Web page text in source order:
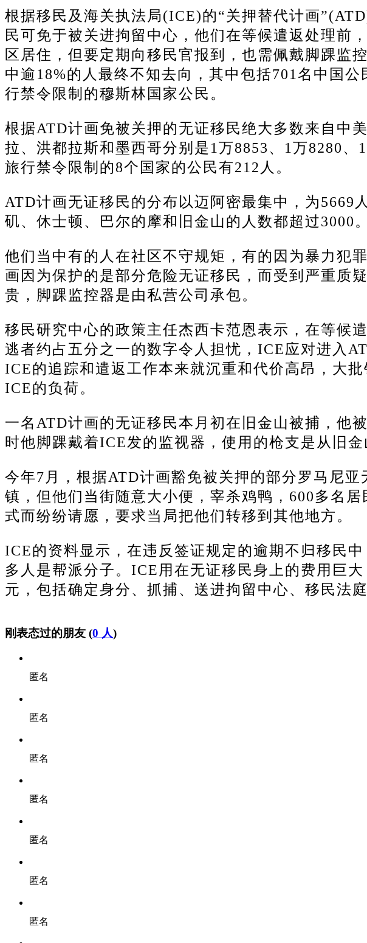
根据移民及海关执法局(ICE)的“关押替代计画
民可免于被关进拘留中心，他们在等候遣返处理前
区居住，但要定期向移民官报到，也需佩戴脚踝监
中逾18%的人最终不知去向，其中包括701名中国
行禁令限制的穆斯林国家公民。
根据ATD计画免被关押的无证移民绝大多数来自中
拉、洪都拉斯和墨西哥分别是1万8853、1万8280、
旅行禁令限制的8个国家的公民有212人。
ATD计画无证移民的分布以迈阿密最集中，为5669
矶、休士顿、巴尔的摩和旧金山的人数都超过3000。
他们当中有的人在社区不守规矩，有的因为暴力犯
画因为保护的是部分危险无证移民，而受到严重质
贵，脚踝监控器是由私营公司承包。
移民研究中心的政策主任杰西卡范恩表示，在等候
逃者约占五分之一的数字令人担忧，ICE应对进入
ICE的追踪和遣返工作本来就沉重和代价高昂，大
ICE的负荷。
一名ATD计画的无证移民本月初在旧金山被捕，他
时他脚踝戴着ICE发的监视器，使用的枪支是从旧金
今年7月，根据ATD计画豁免被关押的部分罗马尼
镇，但他们当街随意大小便，宰杀鸡鸭，600多名
式而纷纷请愿，要求当局把他们转移到其他地方。
ICE的资料显示，在违反签证规定的逾期不归移民
多人是帮派分子。ICE用在无证移民身上的费用巨
元，包括确定身分、抓捕、送进拘留中心、移民法庭
刚表态过的朋友 (0 人)
匿名
匿名
匿名
匿名
匿名
匿名
匿名